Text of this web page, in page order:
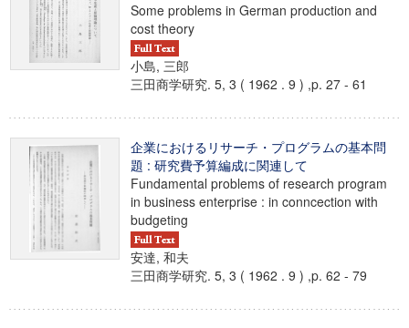
Some problems in German production and
cost theory
小島, 三郎
三田商学研究. 5, 3 ( 1962 . 9 ) ,p. 27 - 61
企業におけるリサーチ・プログラムの基本問
題 : 研究費予算編成に関連して
Fundamental problems of research program
in business enterprise : in conncection with
budgeting
安達, 和夫
三田商学研究. 5, 3 ( 1962 . 9 ) ,p. 62 - 79